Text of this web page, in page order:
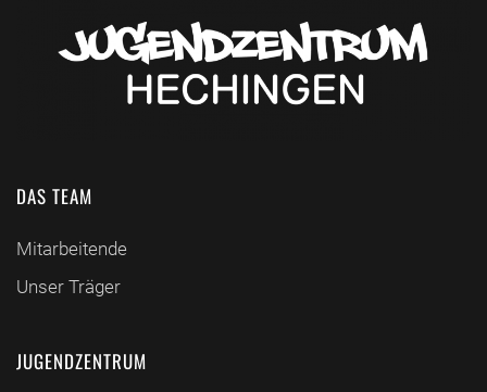
DAS TEAM
Mitarbeitende
Unser Träger
JUGENDZENTRUM